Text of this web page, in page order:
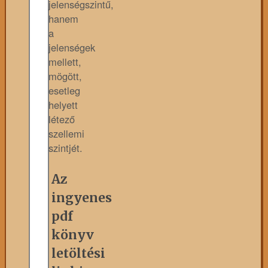
jelenségszintű,
hanem
a
jelenségek
mellett,
mögött,
esetleg
helyett
létező
szellemi
szintjét.
Az
ingyenes
pdf
könyv
letöltési